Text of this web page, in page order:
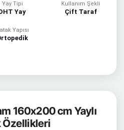
Yay Tipi
Yay
Kullanım Şekli
Çift Taraf
Yapısı
160x200 cm Yaylı
Özellikleri